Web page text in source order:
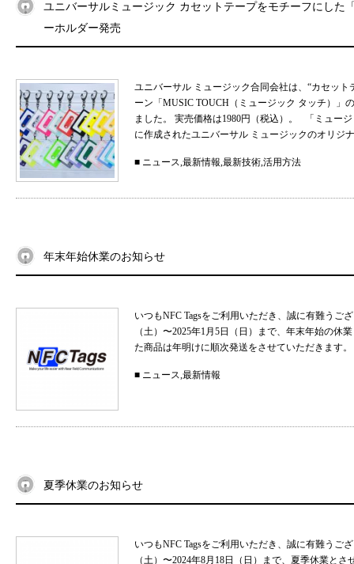
ユニバーサルミュージック カセットテープをモチーフにした
ーホルダー発売
ユニバーサル ミュージック合同会社は、“カセッ
ーン「MUSIC TOUCH（ミュージック タッチ）」
ました。 実売価格は1980円（税込）。 「ミュー
に作成されたユニバーサル ミュージックのオリジ
■ ニュース,最新情報,最新技術,活用方法
年末年始休業のお知らせ
いつもNFC Tagsをご利用いただき、誠に有難う
（土）〜2025年1月5日（日）まで、年末年始の
た商品は年明けに順次発送をさせていただきま
■ ニュース,最新情報
夏季休業のお知らせ
いつもNFC Tagsをご利用いただき、誠に有難う
（土）〜2024年8月18日（日）まで、夏季休業と